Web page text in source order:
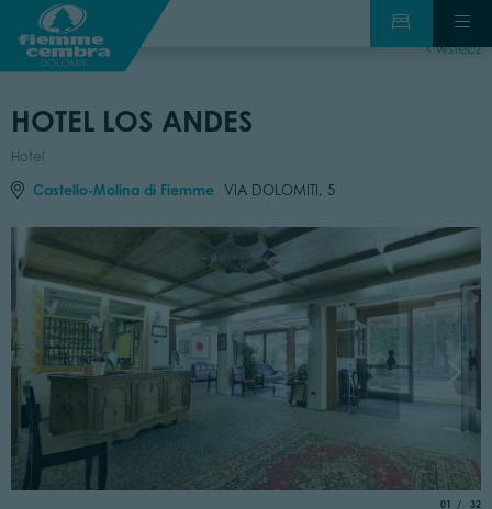
wstecz
HOTEL LOS ANDES
Hotel
Castello-Molina di Fiemme VIA DOLOMITI, 5
01 of
32